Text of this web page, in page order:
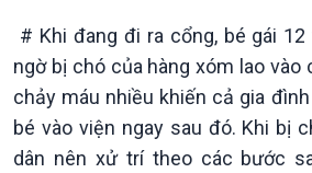
Văn hoá & Du lịch
Tin Văn hoá & Du lịch
Ảnh
# Khi đang đi ra cổng, bé gái
ngờ bị chó của hàng xóm lao vào
chảy máu nhiều khiến cả gia
bé vào viện ngay sau đó. Khi bị
dân nên xử trí theo các bước